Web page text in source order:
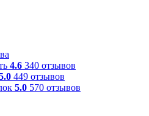
4.6 340 отзывов
449 отзывов
5.0 570 отзывов